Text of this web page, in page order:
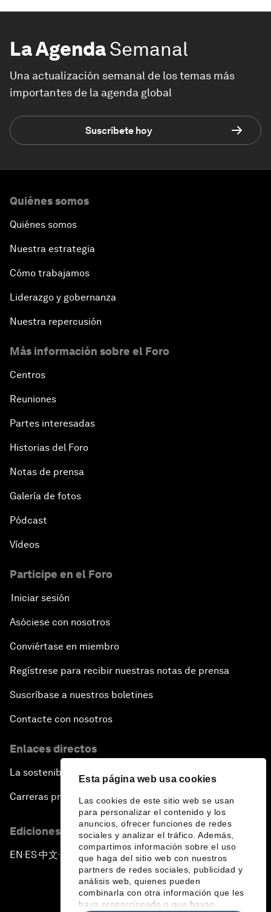
Esta página web usa cookies
Las cookies de este sitio web se usan
para personalizar el contenido y los
anuncios, ofrecer funciones de redes
sociales y analizar el tráfico. Además,
compartimos información sobre el uso
que haga del sitio web con nuestros
partners de redes sociales, publicidad y
análisis web, quienes pueden
combinarla con otra información que les
haya proporcionado o que hayan
La AgendaSemanal
Una actualización semanal de los temas más
importantes de la agenda global
Suscríbete hoy
Quiénes somos
Quiénes somos
Nuestra estrategia
Cómo trabajamos
Liderazgo y gobernanza
Nuestra repercusión
Más información sobre el Foro
Centros
Reuniones
Partes interesadas
Historias del Foro
Notas de prensa
Galería de fotos
Pódcast
Vídeos
Participe en el Foro
Iniciar sesión
Asóciese con nosotros
Conviértase en miembro
Regístrese para recibir nuestras notas de prensa
Suscríbase a nuestros boletines
Contacte con nosotros
Enlaces directos
La sostenibilidad en el Foro
Carreras profesionales
Ediciones en otros idiomas
EN ▪ES▪中文▪ 日本語